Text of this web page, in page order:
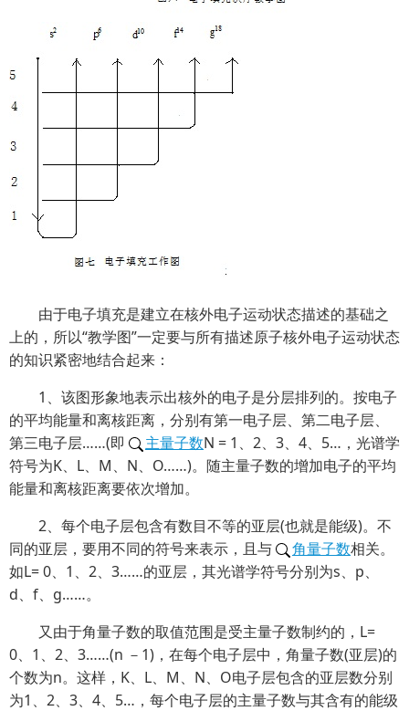
由于电子填充是建立在核外电子运动状态描述的基础之
上的，所以“教学图”一定要与所有描述原子核外电子运动状态
的知识紧密地结合起来：
1、该图形象地表示出核外的电子是分层排列的。按电子
的平均能量和离核距离，分别有第一电子层、第二电子层、
第三电子层……(即
主量子数N = 1、2、3、4、5…，光谱学
符号为K、L、M、N、O……)。随主量子数的增加电子的平均
能量和离核距离要依次增加。
2、每个电子层包含有数目不等的亚层(也就是能级)。不
同的亚层，要用不同的符号来表示，且与
角量子数相关。
如L= 0、1、2、3……的亚层，其光谱学符号分别为s、p、
d、f、g……。
又由于角量子数的取值范围是受主量子数制约的，L=
0、1、2、3……(n －1)，在每个电子层中，角量子数(亚层)的
个数为n。这样，K、L、M、N、O电子层包含的亚层数分别
为1、2、3、4、5…，每个电子层的主量子数与其含有的能级